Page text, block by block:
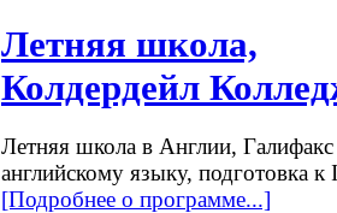
Летняя школа,
Колдердейл
Летняя школа в Англии, Галифакс
английскому языку, подготовка
[Подробнее о программе...]